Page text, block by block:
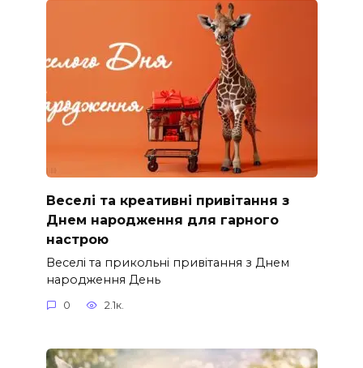
Веселі та креативні привітання з
Днем народження для гарного
настрою
Веселі та прикольні привітання з Днем
народження День
0 2.1к.